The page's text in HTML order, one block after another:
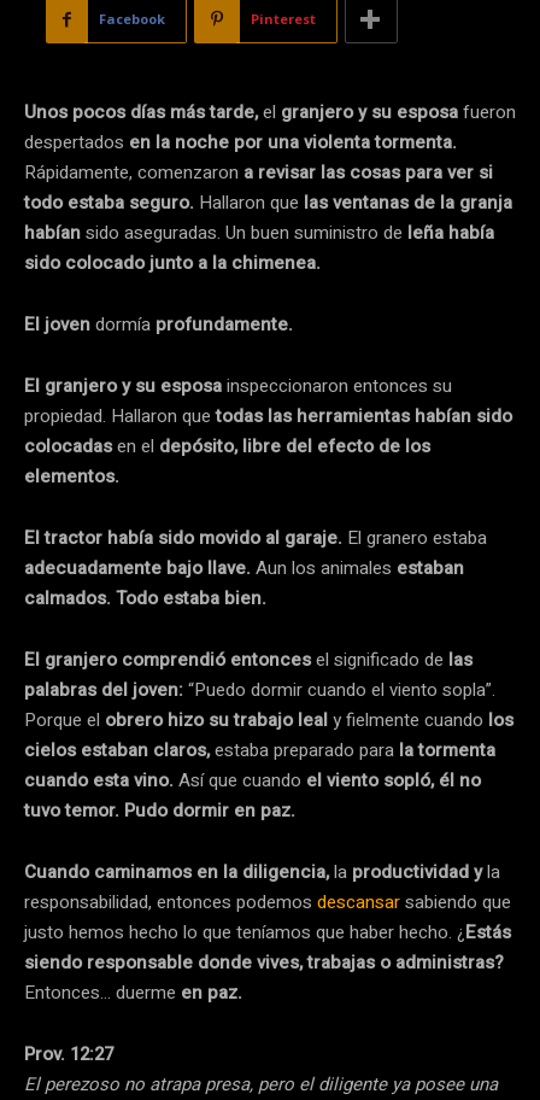
Facebook Pinterest
Unos pocos días más tarde,el granjero y su esposafueron
despertados en la noche por una violenta tormenta.
Rápidamente, comenzaron a revisar las cosas para ver si
todo estaba seguro. Hallaron que las ventanas de la granja
habíansido aseguradas. Un buen suministro de leña había
sido colocado junto a la chimenea.
El jovendormía profundamente.
El granjero y su esposainspeccionaron entonces su
propiedad. Hallaron quetodas las herramientas habían sido
colocadasen el depósito, libre del efecto de los
elementos.
El tractor había sido movido al garaje. El granero estaba
adecuadamente bajo llave. Aun los animales estaban
calmados. Todo estaba bien.
El granjero comprendió entoncesel significado de las
palabras del joven:“Puedo dormir cuando el viento sopla”.
Porque el obrero hizo su trabajo lealy fielmente cuando los
cielos estaban claros,estaba preparado para la tormenta
cuando esta vino. Así que cuando el viento sopló, él no
tuvo temor. Pudo dormir en paz.
Cuando caminamos en la diligencia,la productividad yla
responsabilidad, entonces podemos descansarsabiendo que
justo hemos hecho lo que teníamos que haber hecho. ¿Estás
siendo responsable donde vives, trabajas o administras?
Entonces… duerme en paz.
Prov. 12:27
El perezoso no atrapa presa, pero el diligente ya posee una